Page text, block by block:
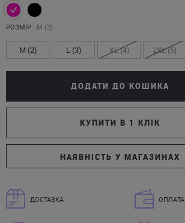
РОЗМІР : M (2)
M (2) L (3) XL (4) 2XL (5)
ДОДАТИ ДО КОШИКА
КУПИТИ В 1 КЛІК
НАЯВНІСТЬ У МАГАЗИНАХ
ДОСТАВКА ОПЛАТА